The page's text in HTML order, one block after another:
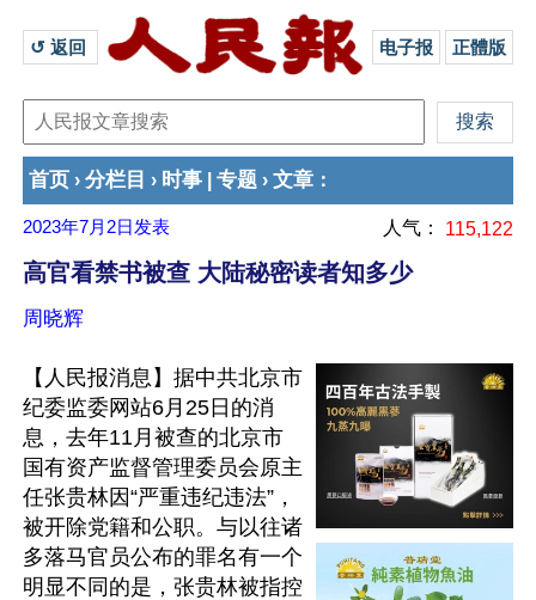
↺ 返回 电子报 正體版
首页 › 分栏目 › 时事 专题 › 文章 ：
2023年7月2日 发表 人气： 115,122
高官看禁书被查 大陆秘密读者知多少
周晓辉
【人民报消息】据中共北京市
纪委监委网站6月25日的消
息，去年11月被查的北京市
国有资产监督管理委员会原主
任张贵林因“严重违纪违法”，
被开除党籍和公职。与以往诸
多落马官员公布的罪名有一个
明显不同的是，张贵林被指控